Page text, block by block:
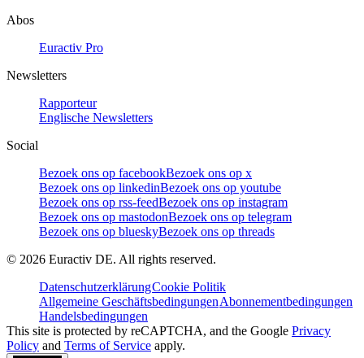
Abos
Euractiv Pro
Newsletters
Rapporteur
Englische Newsletters
Social
Bezoek ons op facebookBezoek ons op x
Bezoek ons op linkedinBezoek ons op youtube
Bezoek ons op rss-feedBezoek ons op instagram
Bezoek ons op mastodonBezoek ons op telegram
Bezoek ons op blueskyBezoek ons op threads
© 2026 Euractiv DE. All rights reserved.
DatenschutzerklärungCookie Politik
Allgemeine GeschäftsbedingungenAbonnementbedingungen
Handelsbedingungen
This site is protected by reCAPTCHA, and the Google Privacy
Policy and Terms of Service apply.